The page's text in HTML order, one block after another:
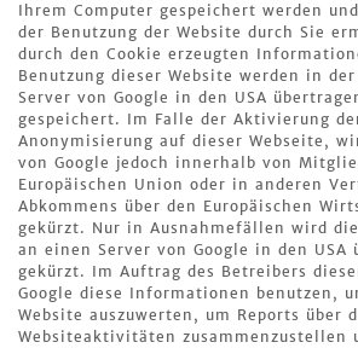
Ihrem Computer gespeichert werden
der Benutzung der Website durch Sie
durch den Cookie erzeugten
Benutzung dieser Website werden in
Server von Google in den USA
gespeichert. Im Falle der Aktivierung
Anonymisierung auf dieser Webseite,
von Google jedoch innerhalb von
Europäischen Union oder in anderen
Abkommens über den Europäischen
gekürzt. Nur in Ausnahmefällen wird
an einen Server von Google in den USA
gekürzt. Im Auftrag des Betreibers
Google diese Informationen benutzen,
Website auszuwerten, um Reports über
Websiteaktivitäten zusammenzustellen